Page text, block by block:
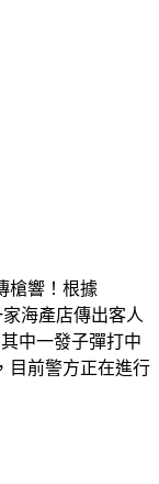
槍響！根據
海產店傳出客人
中一發子彈打中
目前警方正在進行